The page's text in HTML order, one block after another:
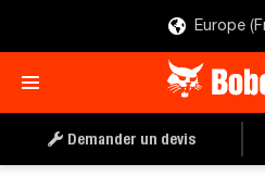
Europe
Demander un devis